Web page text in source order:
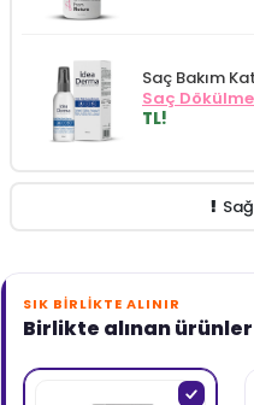
Saç Bakım
Saç
TL!
SIK BIRLIKTE ALINIR
Birlikte alınan ürünler